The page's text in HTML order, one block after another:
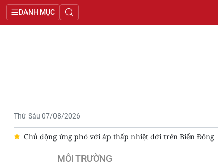
DANH MỤC
Thứ Sáu 07/08/2026
Đông [Video] Chuyên gia nhận định đường đi của áp
MÔI TRƯỜNG